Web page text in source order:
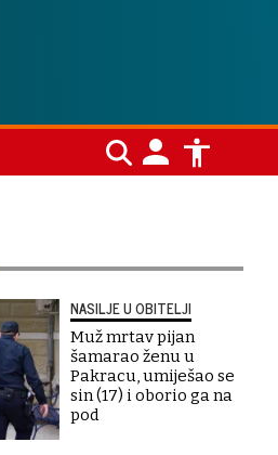
NASILJE U OBITELJI
Muž mrtav pijan
šamarao ženu u
Pakracu, umiješao se
sin (17) i oborio ga na
pod